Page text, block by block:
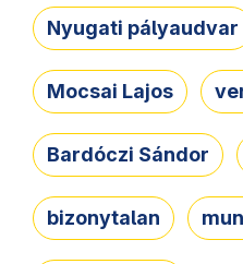
Nyugati pályaudvar
Mocsai Lajos
Bardóczi Sándor
bizonytalan